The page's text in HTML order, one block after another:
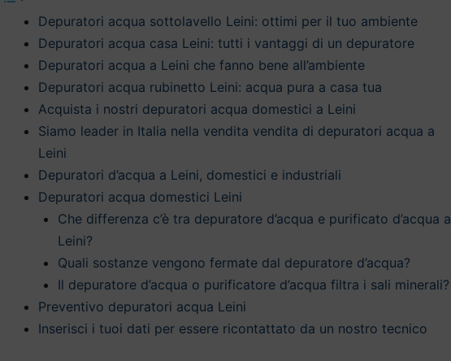
Depuratori acqua sottolavello Leini: ottimi per il tuo ambiente
Depuratori acqua casa Leini: tutti i vantaggi di un depuratore
Depuratori acqua a Leini che fanno bene all’ambiente
Depuratori acqua rubinetto Leini: acqua pura a casa tua
Acquista i nostri depuratori acqua domestici a Leini
Siamo leader in Italia nella vendita vendita di depuratori acqua a
Leini
Depuratori d’acqua a Leini, domestici e industriali
Depuratori acqua domestici Leini
Che differenza c’è tra depuratore d’acqua e purificato d’acqua a
Leini?
Quali sostanze vengono fermate dal depuratore d’acqua?
Il depuratore d’acqua o purificatore d’acqua filtra i sali minerali?
Preventivo depuratori acqua Leini
Inserisci i tuoi dati per essere ricontattato da un nostro tecnico